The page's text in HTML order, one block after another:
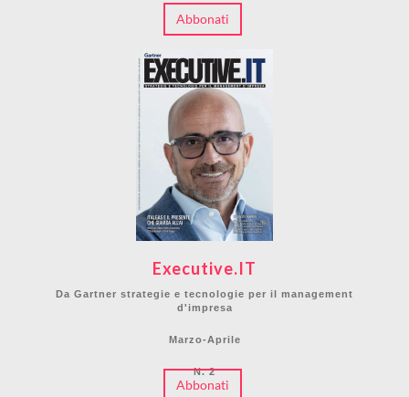
Abbonati
Executive.IT
Da Gartner strategie e tecnologie per il management
d'impresa
Marzo-Aprile
N. 2
Abbonati